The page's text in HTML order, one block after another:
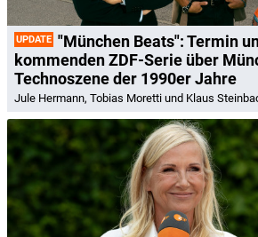
UPDATE "München Beats": Termin
kommenden ZDF-Serie über
Technoszene der 1990er Jahre
Jule Hermann, Tobias Moretti und Klaus